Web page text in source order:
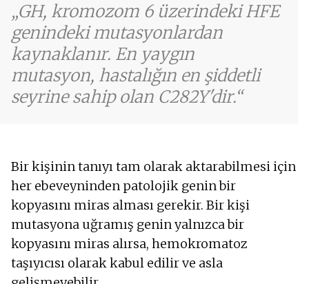
GH, kromozom 6 üzerindeki HFE
genindeki mutasyonlardan
kaynaklanır. En yaygın
mutasyon, hastalığın en şiddetli
seyrine sahip olan C282Y'dir.
Bir kişinin tanıyı tam olarak aktarabilmesi için
her ebeveyninden patolojik genin bir
kopyasını miras alması gerekir. Bir kişi
mutasyona uğramış genin yalnızca bir
kopyasını miras alırsa, hemokromatoz
taşıyıcısı olarak kabul edilir ve asla